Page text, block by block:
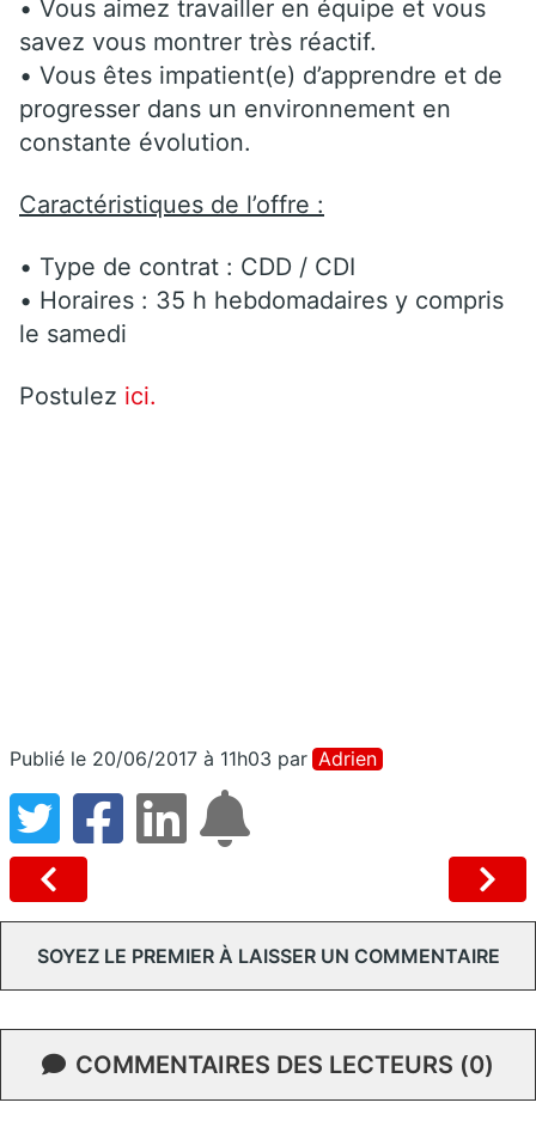
• Vous aimez travailler en équipe et vous
savez vous montrer très réactif.
• Vous êtes impatient(e) d’apprendre et de
progresser dans un environnement en
constante évolution.
Caractéristiques de l’offre :
• Type de contrat : CDD / CDI
• Horaires : 35 h hebdomadaires y compris
le samedi
Postulez ici.
Publié le 20/06/2017 à 11h03 par Adrien
SOYEZ LE PREMIER À LAISSER UN COMMENTAIRE
COMMENTAIRES DES LECTEURS (0)